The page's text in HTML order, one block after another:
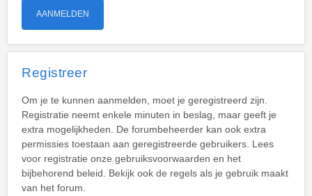
Registreer
Om je te kunnen aanmelden, moet je geregistreerd zijn.
Registratie neemt enkele minuten in beslag, maar geeft je
extra mogelijkheden. De forumbeheerder kan ook extra
permissies toestaan aan geregistreerde gebruikers. Lees
voor registratie onze gebruiksvoorwaarden en het
bijbehorend beleid. Bekijk ook de regels als je gebruik maakt
van het forum.